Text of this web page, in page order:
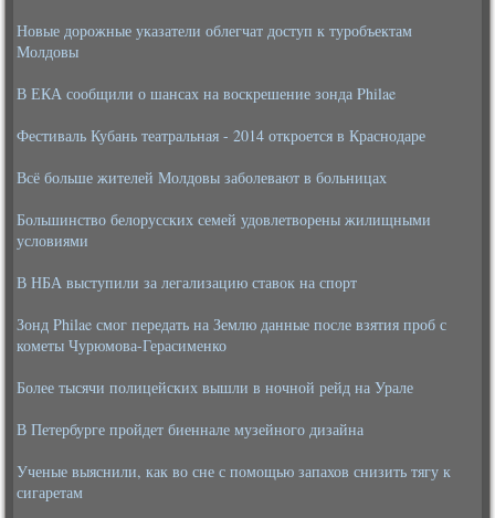
Новые дорожные указатели облегчат доступ к туробъектам
Молдовы
В ЕКА сообщили о шансах на воскрешение зонда Philae
Фестиваль Кубань театральная - 2014 откроется в Краснодаре
Всё больше жителей Молдовы заболевают в больницах
Большинство белорусских семей удовлетворены жилищными
условиями
В НБА выступили за легализацию ставок на спорт
Зонд Philae смог передать на Землю данные после взятия проб с
кометы Чурюмова-Герасименко
Более тысячи полицейских вышли в ночной рейд на Урале
В Петербурге пройдет биеннале музейного дизайна
Ученые выяснили, как во сне с помощью запахов снизить тягу к
сигаретам